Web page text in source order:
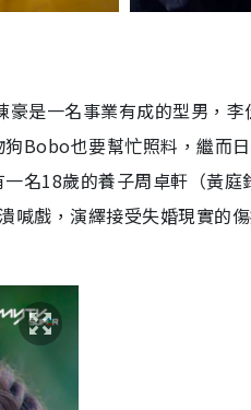
是一名事業有成的型男，李
Bobo也要幫忙照料，繼而
名18歲的養子周卓軒（黃庭
喊戲，演繹接受失婚現實的